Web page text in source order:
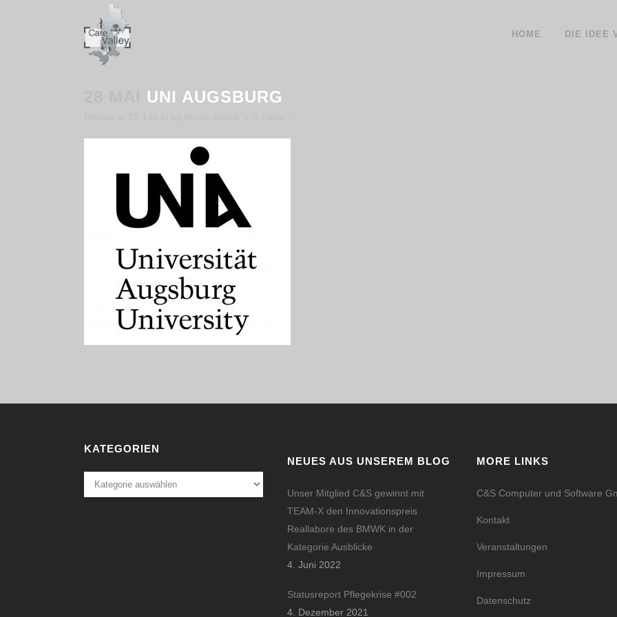
HOME DIE IDEE
UNI AUGSBURG
KATEGORIEN
Kategorien
NEUES AUS UNSEREM BLOG
Unser Mitglied C&S gewinnt mit
TEAM-X den Innovationspreis
Reallabore des BMWK in der
Kategorie Ausblicke
4. Juni 2022
Statusreport Pflegekrise #002
4. Dezember 2021
MORE LINKS
C&S Computer und Software
Kontakt
Veranstaltungen
Impressum
Datenschutz